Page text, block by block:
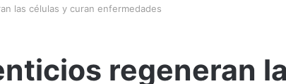
las células y curan enfermedades
regeneran